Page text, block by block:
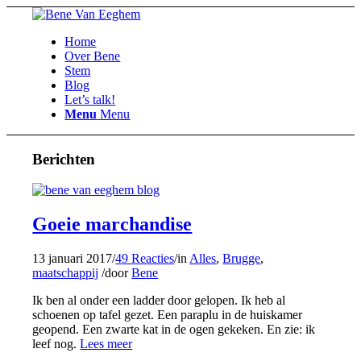
Home
Over Bene
Stem
Blog
Let’s talk!
Menu Menu
Berichten
Goeie marchandise
13 januari 2017/49 Reacties/in Alles,Brugge,
maatschappij /doorBene
Ik ben al onder een ladder door gelopen. Ik heb al
schoenen op tafel gezet. Een paraplu in de huiskamer
geopend. Een zwarte kat in de ogen gekeken. En zie: ik
leef nog.Lees meer